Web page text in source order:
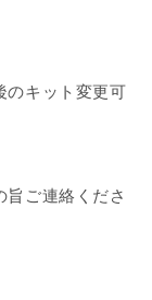
のキット変更可
ご連絡くださ